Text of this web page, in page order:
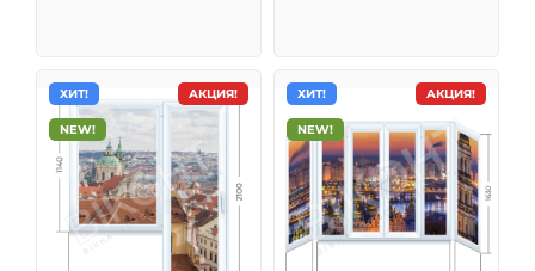
АКЦИЯ!
ХИТ!
NEW!
АКЦИЯ!
ХИТ!
NEW!